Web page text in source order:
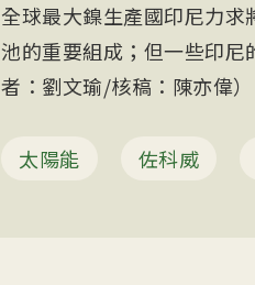
全球最大鎳生產國印尼力
池的重要組成；但一些印
者：劉文瑜/核稿：陳亦偉
太陽能 佐科威